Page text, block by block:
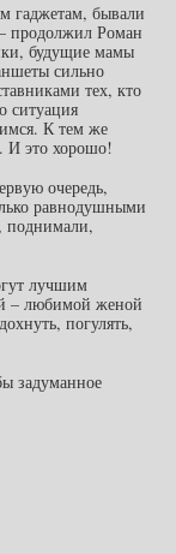
гаджетам, бывали
продолжил Роман
будущие мамы
сильно
тех, кто
ситуация
К тем же
И это хорошо!
очередь,
равнодушными
поднимали,
лучшим
– любимой женой
погулять,
задуманное